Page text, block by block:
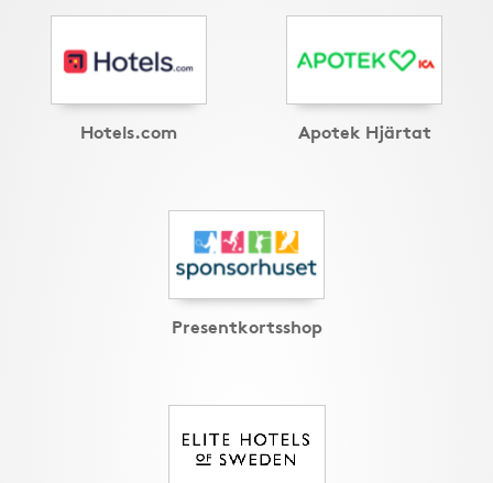
Hotels.com Apotek Hjärtat
Presentkortsshop